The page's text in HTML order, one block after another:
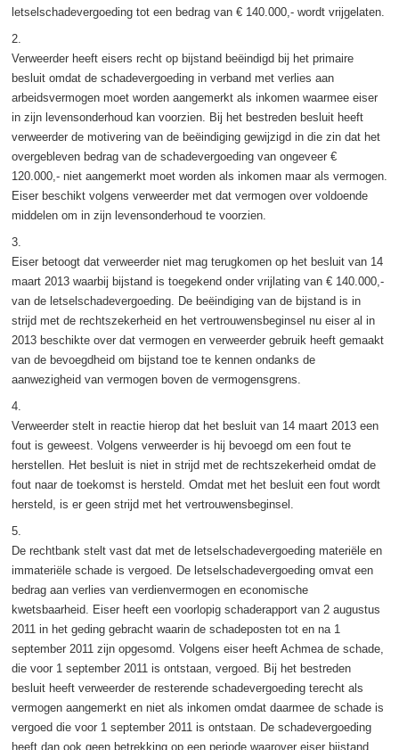
letselschadevergoeding tot een bedrag van € 140.000,- wordt vrijgelaten.
2.
Verweerder heeft eisers recht op bijstand beëindigd bij het primaire
besluit omdat de schadevergoeding in verband met verlies aan
arbeidsvermogen moet worden aangemerkt als inkomen waarmee eiser
in zijn levensonderhoud kan voorzien. Bij het bestreden besluit heeft
verweerder de motivering van de beëindiging gewijzigd in die zin dat het
overgebleven bedrag van de schadevergoeding van ongeveer €
120.000,- niet aangemerkt moet worden als inkomen maar als vermogen.
Eiser beschikt volgens verweerder met dat vermogen over voldoende
middelen om in zijn levensonderhoud te voorzien.
3.
Eiser betoogt dat verweerder niet mag terugkomen op het besluit van 14
maart 2013 waarbij bijstand is toegekend onder vrijlating van € 140.000,-
van de letselschadevergoeding. De beëindiging van de bijstand is in
strijd met de rechtszekerheid en het vertrouwensbeginsel nu eiser al in
2013 beschikte over dat vermogen en verweerder gebruik heeft gemaakt
van de bevoegdheid om bijstand toe te kennen ondanks de
aanwezigheid van vermogen boven de vermogensgrens.
4.
Verweerder stelt in reactie hierop dat het besluit van 14 maart 2013 een
fout is geweest. Volgens verweerder is hij bevoegd om een fout te
herstellen. Het besluit is niet in strijd met de rechtszekerheid omdat de
fout naar de toekomst is hersteld. Omdat met het besluit een fout wordt
hersteld, is er geen strijd met het vertrouwensbeginsel.
5.
De rechtbank stelt vast dat met de letselschadevergoeding materiële en
immateriële schade is vergoed. De letselschadevergoeding omvat een
bedrag aan verlies van verdienvermogen en economische
kwetsbaarheid. Eiser heeft een voorlopig schaderapport van 2 augustus
2011 in het geding gebracht waarin de schadeposten tot en na 1
september 2011 zijn opgesomd. Volgens eiser heeft Achmea de schade,
die voor 1 september 2011 is ontstaan, vergoed. Bij het bestreden
besluit heeft verweerder de resterende schadevergoeding terecht als
vermogen aangemerkt en niet als inkomen omdat daarmee de schade is
vergoed die voor 1 september 2011 is ontstaan. De schadevergoeding
heeft dan ook geen betrekking op een periode waarover eiser bijstand